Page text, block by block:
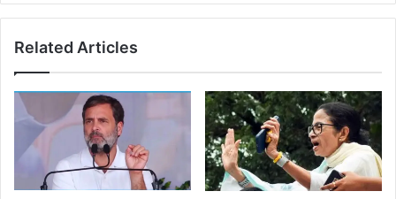
Related Articles